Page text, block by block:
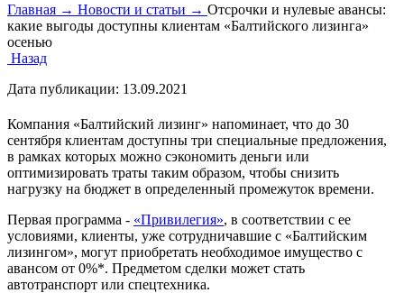
Главная → Новости и статьи → Отсрочки и нулевые авансы:
какие выгоды доступны клиентам «Балтийского лизинга»
осенью
Назад
Дата публикации: 13.09.2021
Компания «Балтийский лизинг» напоминает, что до 30
сентября клиентам доступны три специальные предложения,
в рамках которых можно сэкономить деньги или
оптимизировать траты таким образом, чтобы снизить
нагрузку на бюджет в определенный промежуток времени.
Первая программа - «Привилегия», в соответствии с ее
условиями, клиенты, уже сотрудничавшие с «Балтийским
лизингом», могут приобретать необходимое имущество с
авансом от 0%*. Предметом сделки может стать
автотранспорт или спецтехника.